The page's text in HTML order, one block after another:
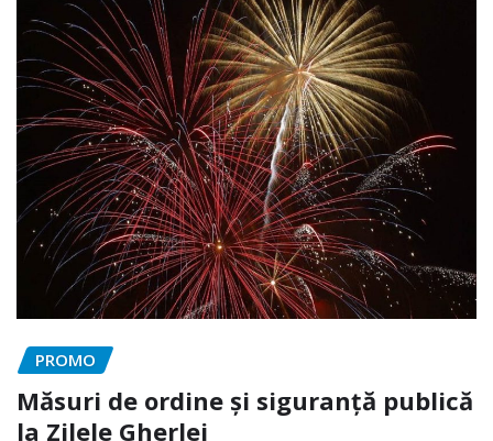
PROMO
Măsuri de ordine și siguranță publică
la Zilele Gherlei